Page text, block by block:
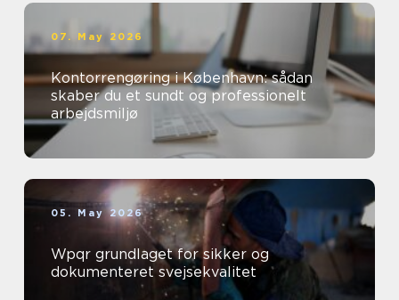
07. May 2026
Kontorrengøring i København: sådan
skaber du et sundt og professionelt
arbejdsmiljø
05. May 2026
Wpqr grundlaget for sikker og
dokumenteret svejsekvalitet